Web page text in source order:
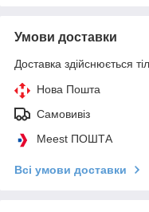
Умови доставки
Доставка здійснюється
Нова Пошта
Самовивіз
Meest ПОШТА
Всі умови доставки